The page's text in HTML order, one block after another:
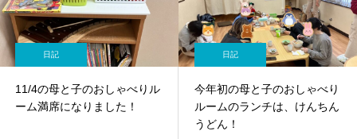
日記
11/4の母と子のおしゃべりル
ーム満席になりました！
日記
今年初の母と子のおしゃべり
ルームのランチは、けんちん
うどん！